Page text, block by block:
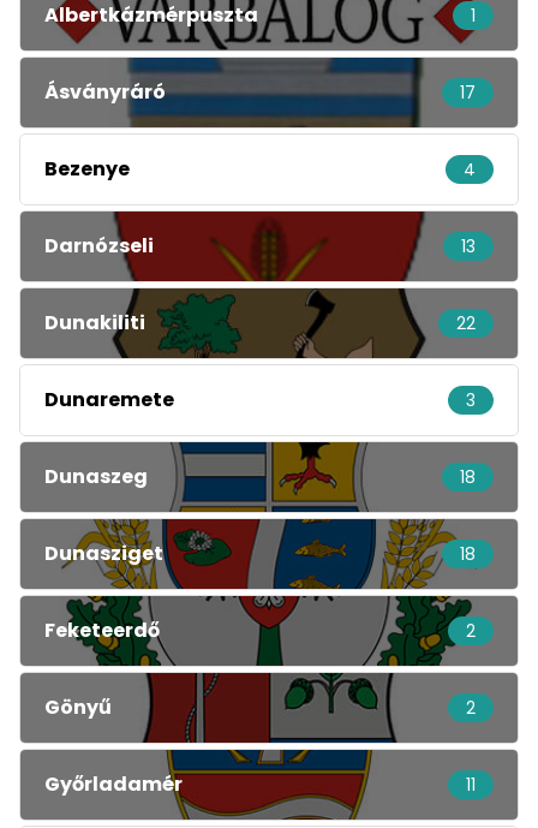
Albertkázmérpuszta 1
Ásványráró 17
Bezenye 4
Darnózseli 13
Dunakiliti 22
Dunaremete 3
Dunaszeg 18
Dunasziget 18
Feketeerdő 2
Gönyű 2
Győrladamér 11